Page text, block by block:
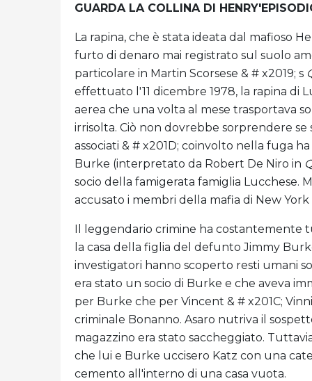
GUARDA LA COLLINA DI
La rapina, che è stata ideata dal mafioso
furto di denaro mai registrato sul suolo
particolare in Martin Scorsese & # x2019; s
effettuato l'11 dicembre 1978, la rapina di
aerea che una volta al mese trasportava
irrisolta. Ciò non dovrebbe sorprendere se
associati & # x201D; coinvolto nella fuga
Burke (interpretato da Robert De Niro in
socio della famigerata famiglia Lucchese.
accusato i membri della mafia di New York
Il leggendario crimine ha costantemente
la casa della figlia del defunto Jimmy
investigatori hanno scoperto resti umani
era stato un socio di Burke e che aveva
per Burke che per Vincent & # x201C;
criminale Bonanno. Asaro nutriva il
magazzino era stato saccheggiato.
che lui e Burke uccisero Katz con una
cemento all'interno di una casa vuota.